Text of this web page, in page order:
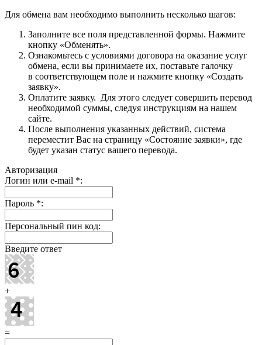
Для обмена вам необходимо выполнить несколько шагов:
Заполните все поля представленной формы. Нажмите
кнопку «Обменять».
Ознакомьтесь с условиями договора на оказание услуг
обмена, если вы принимаете их, поставьте галочку
в соответствующем поле и нажмите кнопку «Создать
заявку».
Оплатите заявку. Для этого следует совершить перевод
необходимой суммы, следуя инструкциям на нашем
сайте.
После выполнения указанных действий, система
переместит Вас на страницу «Состояние заявки», где
будет указан статус вашего перевода.
Авторизация
Логин или e-mail *:
Пароль *:
Персональный пин код:
Введите ответ
+
=